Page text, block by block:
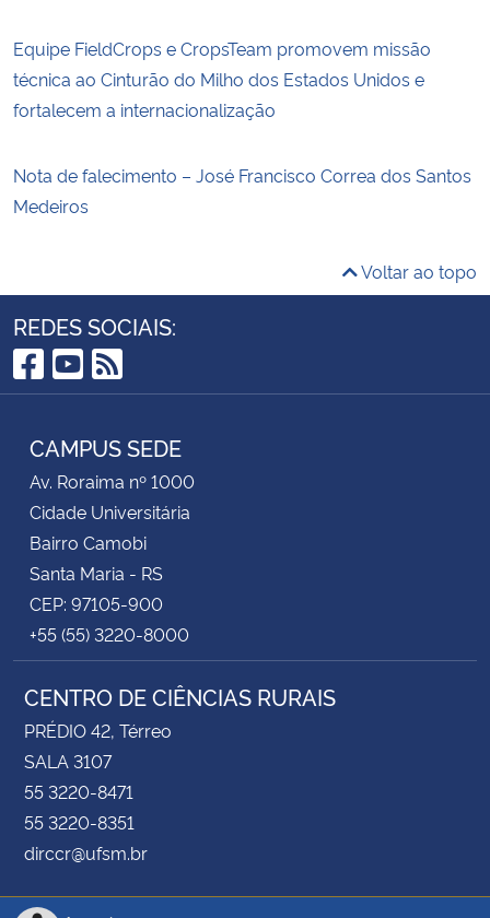
Equipe FieldCrops e CropsTeam promovem missão
técnica ao Cinturão do Milho dos Estados Unidos e
fortalecem a internacionalização
Nota de falecimento – José Francisco Correa dos Santos
Medeiros
Voltar ao topo
REDES SOCIAIS:
Facebook
YouTube
RSS
CAMPUS SEDE
Av. Roraima nº 1000
Cidade Universitária
Bairro Camobi
Santa Maria - RS
CEP: 97105-900
+55 (55) 3220-8000
CENTRO DE CIÊNCIAS RURAIS
PRÉDIO 42, Térreo
SALA 3107
55 3220-8471
55 3220-8351
dirccr@ufsm.br